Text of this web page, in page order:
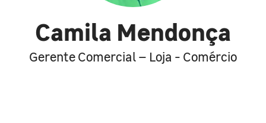
Camila Mendonça
Gerente Comercial – Loja - Comércio